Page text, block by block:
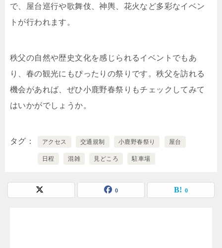
で、屋台巡行や歌舞伎、神輿、花火など多彩なイベン
トが行われます。
秩父の自然や歴史文化を感じられるイベントでもあ
り、春の観光にもぴったりの祭りです。秩父を訪れる
機会があれば、ぜひ小鹿野春祭りもチェックしてみて
はいかがでしょうか。
タグ アクセス 交通規制 小鹿野春祭り 屋台
日程 混雑 見どころ 駐車場
0 0